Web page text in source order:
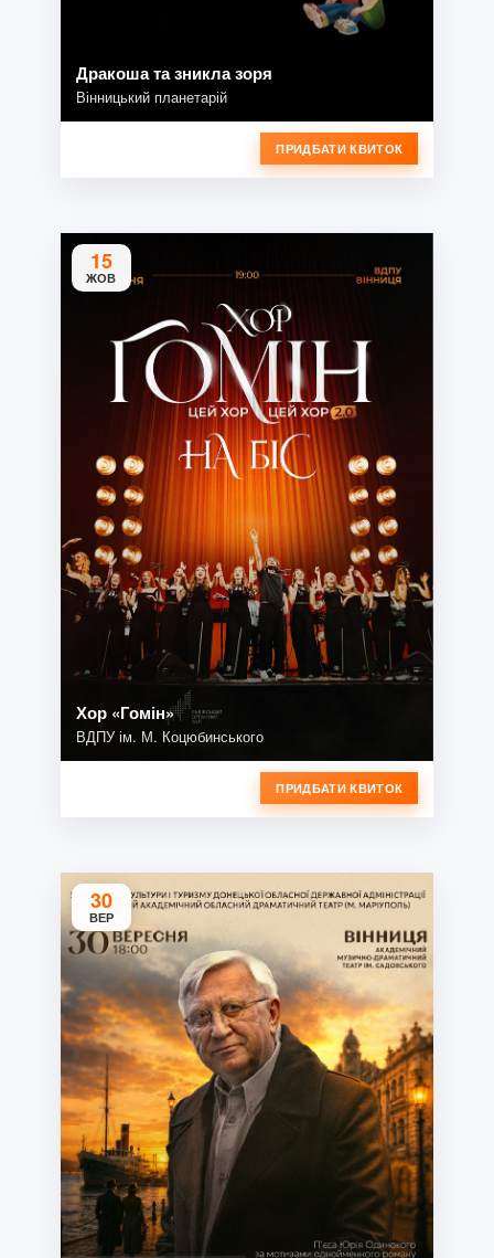
Дракоша та зникла зоря
Вінницький планетарій
ПРИДБАТИ КВИТОК
15
ЖОВ
Хор «Гомін»
ВДПУ ім. М. Коцюбинського
ПРИДБАТИ КВИТОК
30
ВЕР